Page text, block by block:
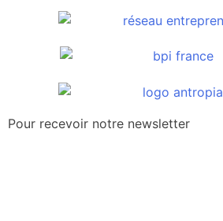
Pour recevoir notre newsletter